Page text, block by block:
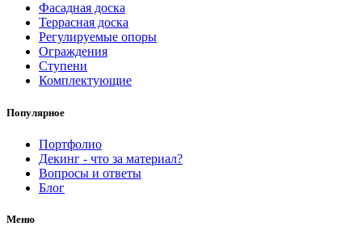
Фасадная доска
Террасная доска
Регулируемые опоры
Ограждения
Ступени
Комплектующие
Популярное
Портфолио
Декинг - что за материал?
Вопросы и ответы
Блог
Меню